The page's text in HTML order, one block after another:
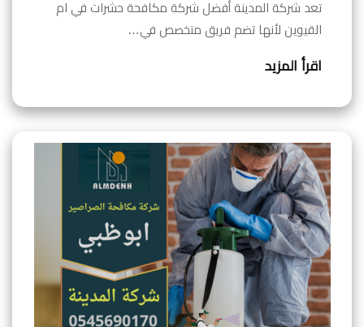
تعد شركة المدينة أفضل شركة مكافحة حشرات في ام
القيوين لأنها تضم فريق متخصص في…
اقرأ المزيد